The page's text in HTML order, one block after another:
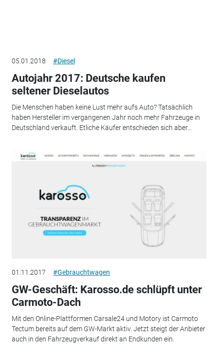
05.01.2018 #Diesel
Autojahr 2017: Deutsche kaufen
seltener Dieselautos
Die Menschen haben keine Lust mehr aufs Auto? Tatsächlich
haben Hersteller im vergangenen Jahr noch mehr Fahrzeuge in
Deutschland verkauft. Etliche Käufer entschieden sich aber...
01.11.2017 #Gebrauchtwagen
GW-Geschäft: Karosso.de schlüpft unter
Carmoto-Dach
Mit den Online-Plattformen Carsale24 und Motory ist Carmoto
Tectum bereits auf dem GW-Markt aktiv. Jetzt steigt der Anbieter
auch in den Fahrzeugverkauf direkt an Endkunden ein.